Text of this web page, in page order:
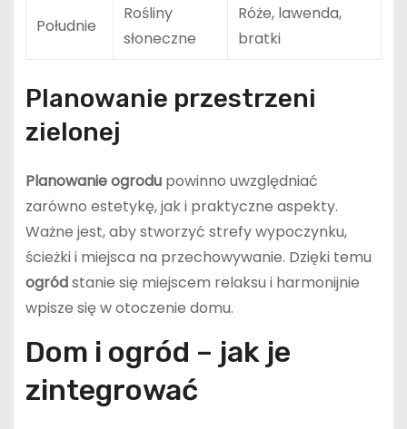
Południe
Rośliny
słoneczne
Róże, lawenda,
bratki
Planowanie przestrzeni
zielonej
Planowanie ogrodupowinno uwzględniać
zarówno estetykę, jak i praktyczne aspekty.
Ważne jest, aby stworzyć strefy wypoczynku,
ścieżki i miejsca na przechowywanie. Dzięki temu
ogródstanie się miejscem relaksu i harmonijnie
wpisze się w otoczenie domu.
Dom i ogród – jak je
zintegrować